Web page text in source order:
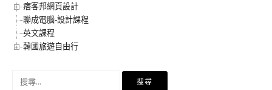
痞客邦網頁設計
聯成電腦-設計課程
英文課程
韓國旅遊自由行